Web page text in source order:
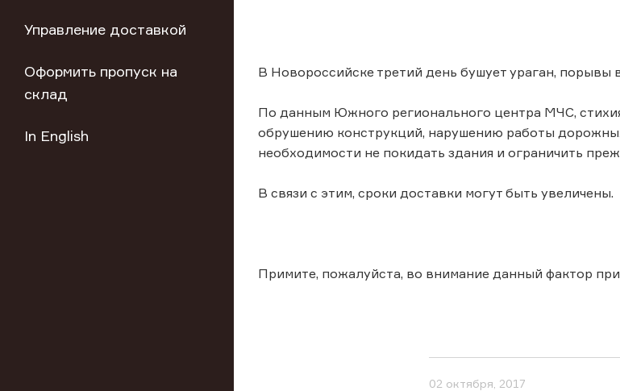
Управление доставкой
Оформить пропуск на
склад
In English
В Новороссийске третий день бушует ураган, порывы
По данным Южного регионального центра МЧС,
обрушению конструкций, нарушению работы
необходимости не покидать здания и ограничить
В связи с этим, сроки доставки могут быть увеличены.
Примите, пожалуйста, во внимание данный фактор
02 октября, 2017